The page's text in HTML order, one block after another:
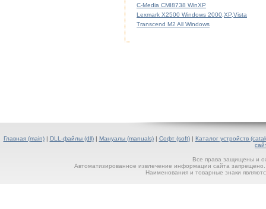
C-Media CMI8738 WinXP
Lexmark X2500 Windows 2000,XP,Vista
Transcend M2 All Windows
Главная (main)| DLL-файлы (dll)| Мануалы (manuals)| Софт (soft)|
Каталог устройств
Все права защищены и
Автоматизированное извлечение информации сайта
Наименования и товарные знаки